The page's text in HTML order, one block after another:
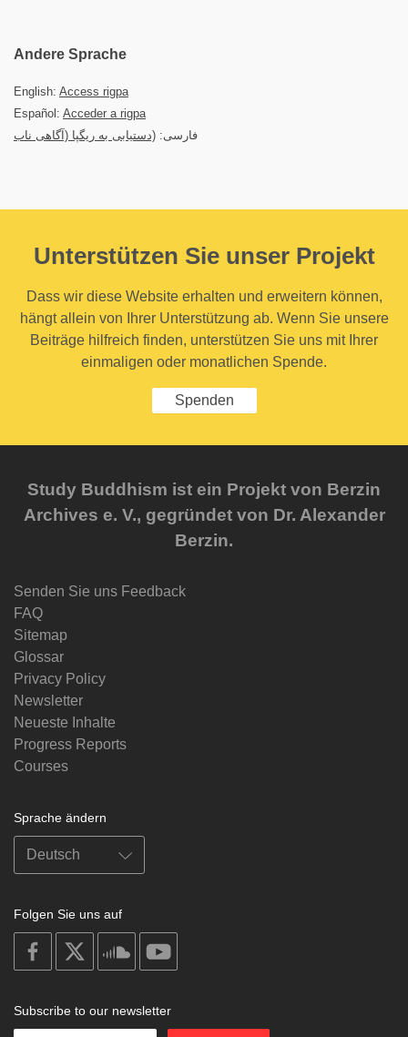
Andere Sprache
English: Access rigpa
Español: Acceder a rigpa
فارسی: (دستیابی به ریگپا (آگاهی ناب
Unterstützen Sie unser Projekt
Dass wir diese Website erhalten und erweitern können,
hängt allein von Ihrer Unterstützung ab. Wenn Sie unsere
Beiträge hilfreich finden, unterstützen Sie uns mit Ihrer
einmaligen oder monatlichen Spende.
Spenden
Study Buddhism ist ein Projekt von Berzin
Archives e. V., gegründet von Dr. Alexander
Berzin.
Senden Sie uns Feedback
FAQ
Sitemap
Glossar
Privacy Policy
Newsletter
Neueste Inhalte
Progress Reports
Courses
Sprache ändern
Folgen Sie uns auf
on
facebook
soundcloud
Subscribe to our newsletter